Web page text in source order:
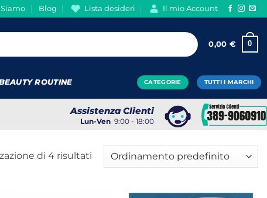
Blog Lista desideri Il mio Account
0,00 € 0
ROUTINE CATEGORIE TUTTI I MARCHI
Assistenza Clienti
Lun-Ven 9:00 - 18:00
di 4 risultati